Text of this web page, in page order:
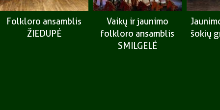
Folkloro ansamblis
ŽIEDUPĖ
Vaikų ir jaunimo
folkloro ansamblis
SMILGELĖ
šokių